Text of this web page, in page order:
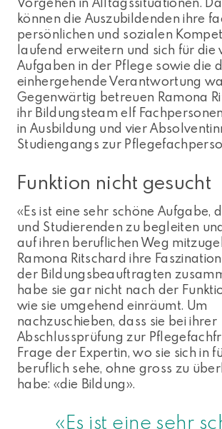
können die Auszubildenden ihre
persönlichen und sozialen
laufend erweitern und sich für die
Aufgaben in der Pflege sowie die
einhergehende Verantwortung
Gegenwärtig betreuen Ramona
ihr Bildungsteam elf
in Ausbildung und vier
Studiengangs zur
Funktion nicht gesucht
«Es ist eine sehr schöne Aufgabe,
und Studierenden zu begleiten
auf ihren beruflichen Weg
Ramona Ritschard ihre
der Bildungsbeauftragten
habe sie gar nicht nach der
wie sie umgehend einräumt. Um
nachzuschieben, dass sie bei ihrer
Abschlussprüfung zur
Frage der Expertin, wo sie sich in
beruflich sehe, ohne gross zu
habe: «die Bildung».
«Es ist eine sehr